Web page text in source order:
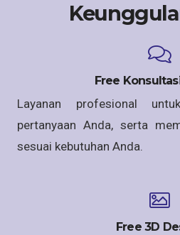
Free
Layanan profesional
pertanyaan Anda, serta
sesuai kebutuhan Anda.
Free 3D